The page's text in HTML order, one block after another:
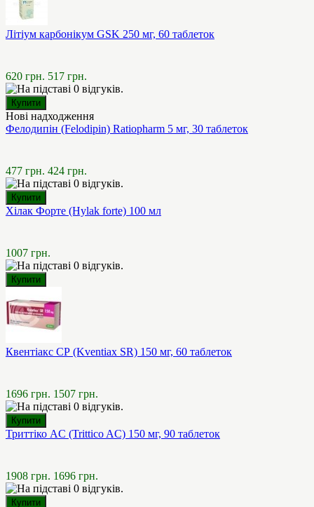
Літіум карбонікум GSK 250 мг, 60 таблеток
620 грн. 517 грн.
Нові надходження
Фелодипін (Felodipin) Ratiopharm 5 мг, 30 таблеток
477 грн. 424 грн.
Хілак Форте (Hylak forte) 100 мл
1007 грн.
Квентіакс СР (Kventiax SR) 150 мг, 60 таблеток
1696 грн. 1507 грн.
Триттіко AC (Trittico AC) 150 мг, 90 таблеток
1908 грн. 1696 грн.